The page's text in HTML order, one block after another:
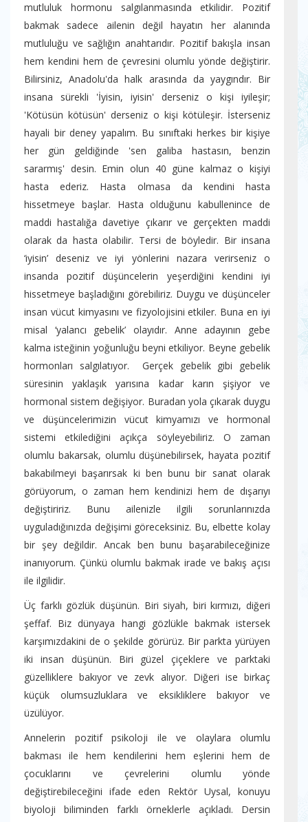
mutluluk hormonu salgılanmasında etkilidir. Pozitif
bakmak sadece ailenin değil hayatın her alanında
mutluluğu ve sağlığın anahtarıdır. Pozitif bakışla insan
hem kendini hem de çevresini olumlu yönde değiştirir.
Bilirsiniz, Anadolu'da halk arasında da yaygındır. Bir
insana sürekli 'İyisin, iyisin' derseniz o kişi iyileşir;
'Kötüsün kötüsün' derseniz o kişi kötüleşir. İsterseniz
hayali bir deney yapalım. Bu sınıftaki herkes bir kişiye
her gün geldiğinde 'sen galiba hastasın, benzin
sararmış' desin. Emin olun 40 güne kalmaz o kişiyi
hasta ederiz. Hasta olmasa da kendini hasta
hissetmeye başlar. Hasta olduğunu kabullenince de
maddi hastalığa davetiye çıkarır ve gerçekten maddi
olarak da hasta olabilir. Tersi de böyledir. Bir insana
‘iyisin’ deseniz ve iyi yönlerini nazara verirseniz o
insanda pozitif düşüncelerin yeşerdiğini kendini iyi
hissetmeye başladığını görebiliriz. Duygu ve düşünceler
insan vücut kimyasını ve fizyolojisini etkiler. Buna en iyi
misal ‘yalancı gebelik’ olayıdır. Anne adayının gebe
kalma isteğinin yoğunluğu beyni etkiliyor. Beyne gebelik
hormonları salgılatıyor. Gerçek gebelik gibi gebelik
süresinin yaklaşık yarısına kadar karın şişiyor ve
hormonal sistem değişiyor. Buradan yola çıkarak duygu
ve düşüncelerimizin vücut kimyamızı ve hormonal
sistemi etkilediğini açıkça söyleyebiliriz. O zaman
olumlu bakarsak, olumlu düşünebilirsek, hayata pozitif
bakabilmeyi başarırsak ki ben bunu bir sanat olarak
görüyorum, o zaman hem kendinizi hem de dışarıyı
değiştiririz. Bunu ailenizle ilgili sorunlarınızda
uyguladığınızda değişimi göreceksiniz. Bu, elbette kolay
bir şey değildir. Ancak ben bunu başarabileceğinize
inanıyorum. Çünkü olumlu bakmak irade ve bakış açısı
ile ilgilidir.
Üç farklı gözlük düşünün. Biri siyah, biri kırmızı, diğeri
şeffaf. Biz dünyaya hangi gözlükle bakmak istersek
karşımızdakini de o şekilde görürüz. Bir parkta yürüyen
iki insan düşünün. Biri güzel çiçeklere ve parktaki
güzelliklere bakıyor ve zevk alıyor. Diğeri ise birkaç
küçük olumsuzluklara ve eksikliklere bakıyor ve
üzülüyor.
Annelerin pozitif psikoloji ile ve olaylara olumlu
bakması ile hem kendilerini hem eşlerini hem de
çocuklarını ve çevrelerini olumlu yönde
değiştirebileceğini ifade eden Rektör Uysal, konuyu
biyoloji biliminden farklı örneklerle açıkladı. Dersin